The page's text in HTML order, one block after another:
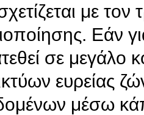
με τον
Εάν
σε
ευρείας
μέσω